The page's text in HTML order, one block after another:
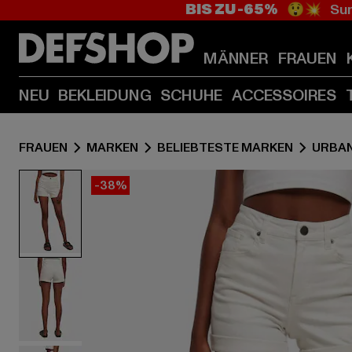
BIS ZU -65% 😲💥
MÄNNER FRAUEN
NEU BEKLEIDUNG SCHUHE ACCESSOIRES
FRAUEN MARKEN BELIEBTESTE MARKEN
-38%